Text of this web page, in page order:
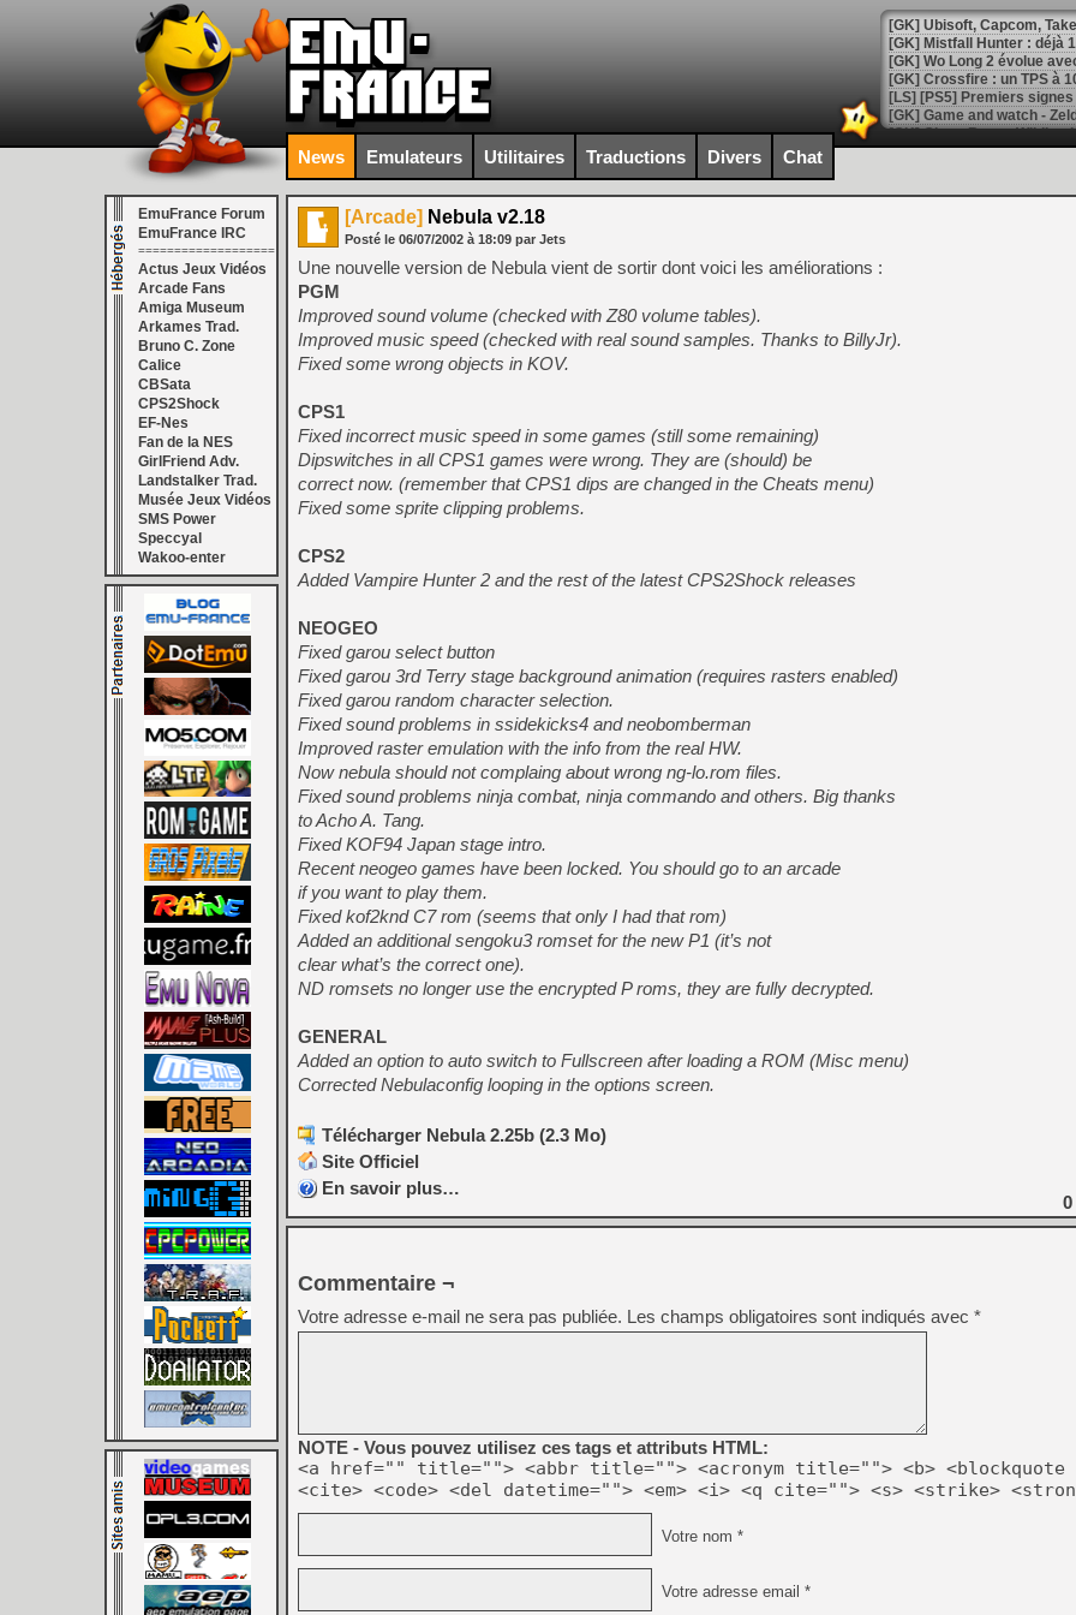
[GK] Mistfall Hunter : déjà
[GK] Wo Long 2 évolue
[GK] Crossfire : un TPS à
[LS] [PS5] Premiers
[Mo5] DOOM arrive en
[GK] Bethesda fête les 30
[GK] Roblox : l'action en
[GK] Agenda - GeForce
[GK] Devolver Digital en a
[LS] [PS5] ps5-y2jb-
[GK] Pourquoi Marvel
[GK] Test : Restory : Chill
[GK] GTA 6 : Rockstar
[GK] Hot Wheels Infinite
[GK] Mémoire cash -
[GK] Résultats Nintendo :
[GK] Déjà des
[Mo5] Brickboy cherche à
[GK] Minecraft et ses «
[GK] Beast of
[GK] Mémoire cash -
[GK] Dan Houser (GTA)
[GK] Comment EA Sports
[GK] Crimson Moon : un
[GK] Isle of Reveries : le
[GK] Moonlighter 2 : The
[GK] Capcom relance
[Mo5] Deux inédits du
News Emulateurs Utilitaires Traductions Divers Chat
EmuFrance Forum
EmuFrance IRC
===================
Actus Jeux Vidéos
Arcade Fans
Amiga Museum
Arkames Trad.
Bruno C. Zone
Calice
CBSata
CPS2Shock
EF-Nes
Fan de la NES
GirlFriend Adv.
Landstalker Trad.
Musée Jeux Vidéos
SMS Power
Speccyal
Wakoo-enter
[Arcade] Nebula v2.18
Posté le 06/07/2002 à 18:09 par Jets
Une nouvelle version de Nebula vient de sortir dont voici les améliorations :
PGM
Improved sound volume (checked with Z80 volume tables).
Improved music speed (checked with real sound samples. Thanks to BillyJr).
Fixed some wrong objects in KOV.
CPS1
Fixed incorrect music speed in some games (still some remaining)
Dipswitches in all CPS1 games were wrong. They are (should) be
correct now. (remember that CPS1 dips are changed in the Cheats menu)
Fixed some sprite clipping problems.
CPS2
Added Vampire Hunter 2 and the rest of the latest CPS2Shock releases
NEOGEO
Fixed garou select button
Fixed garou 3rd Terry stage background animation (requires rasters enabled)
Fixed garou random character selection.
Fixed sound problems in ssidekicks4 and neobomberman
Improved raster emulation with the info from the real HW.
Now nebula should not complaing about wrong ng-lo.rom files.
Fixed sound problems ninja combat, ninja commando and others. Big thanks
to Acho A. Tang.
Fixed KOF94 Japan stage intro.
Recent neogeo games have been locked. You should go to an arcade
if you want to play them.
Fixed kof2knd C7 rom (seems that only I had that rom)
Added an additional sengoku3 romset for the new P1 (it’s not
clear what’s the correct one).
ND romsets no longer use the encrypted P roms, they are fully decrypted.
GENERAL
Added an option to auto switch to Fullscreen after loading a ROM (Misc menu)
Corrected Nebulaconfig looping in the options screen.
Télécharger Nebula 2.25b (2.3 Mo)
Site Officiel
En savoir plus…
0
Commentaire ¬
Votre adresse e-mail ne sera pas publiée. Les champs obligatoires sont indiqués avec *
NOTE - Vous pouvez utilisez ces tags et attributs HTML:
<a href="" title=""> <abbr title=""> <acronym title=""> <b> <blockquote
<cite> <code> <del datetime=""> <em> <i> <q cite=""> <s> <strike>
Votre nom *
Votre adresse email *